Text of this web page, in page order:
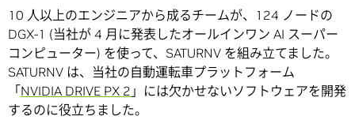
10 人以上のエンジニアから成るチームが、124 ノードの
DGX-1 (当社が 4 月に発表したオールインワン AI スーパー
コンピューター) を使って、SATURNV を組み立てました。
SATURNV は、当社の自動運転車プラットフォーム
「NVIDIA DRIVE PX 2 」には欠かせないソフトウェアを開発
するのに役立ちました。